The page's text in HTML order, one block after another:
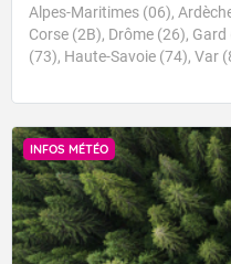
Alpes-Maritimes (06),
Corse (2B), Drôme (26),
(73), Haute-Savoie (74), Var
INFOS MÉTÉO